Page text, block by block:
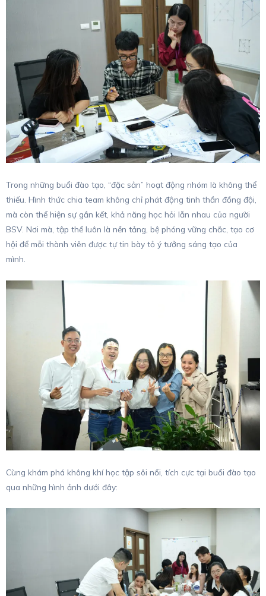
Trong những buổi đào tạo, “đặc sản” hoạt động nhóm là không thể
thiếu. Hình thức chia team không chỉ phát động tinh thần đồng đội,
mà còn thể hiện sự gắn kết, khả năng học hỏi lẫn nhau của người
BSV. Nơi mà, tập thể luôn là nền tảng, bệ phóng vững chắc, tạo cơ
hội để mỗi thành viên được tự tin bày tỏ ý tưởng sáng tạo của
mình.
Cùng khám phá không khí học tập sôi nổi, tích cực tại buổi đào tạo
qua những hình ảnh dưới đây: